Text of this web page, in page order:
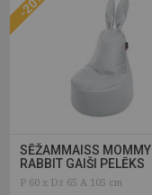
SĒŽAMMAISS MOMMY
RABBIT GAIŠI PELĒKS
P 60 x Dz 65 A 105 cm